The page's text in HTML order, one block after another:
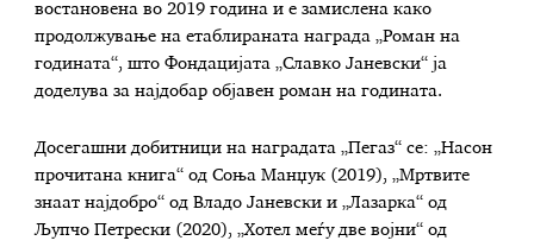
востановена во 2019 година и е замислена како
продолжување на етаблираната награда „Роман на
годината“, што Фондацијата „Славко Јаневски“ ја
доделува за најдобар објавен роман на годината.
Досегашни добитници на наградата „Пегаз“ се: „Насон
прочитана книга“ од Соња Манџук (2019), „Мртвите
знаат најдобро“ од Владо Јаневски и „Лазарка“ од
Љупчо Петрески (2020), „Хотел меѓу две војни“ од